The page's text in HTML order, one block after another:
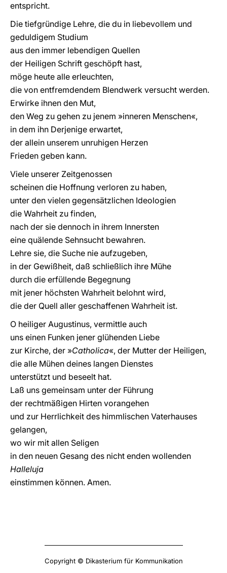
entspricht.
Die tiefgründige Lehre, die du in liebevollem und
geduldigem Studium
aus den immer lebendigen Quellen
der Heiligen Schrift geschöpft hast,
möge heute alle erleuchten,
die von entfremdendem Blendwerk versucht werden.
Erwirke ihnen den Mut,
den Weg zu gehen zu jenem »inneren Menschen«,
in dem ihn Derjenige erwartet,
der allein unserem unruhigen Herzen
Frieden geben kann.
Viele unserer Zeitgenossen
scheinen die Hoffnung verloren zu haben,
unter den vielen gegensätzlichen Ideologien
die Wahrheit zu finden,
nach der sie dennoch in ihrem Innersten
eine quälende Sehnsucht bewahren.
Lehre sie, die Suche nie aufzugeben,
in der Gewißheit, daß schließlich ihre Mühe
durch die erfüllende Begegnung
mit jener höchsten Wahrheit belohnt wird,
die der Quell aller geschaffenen Wahrheit ist.
O heiliger Augustinus, vermittle auch
uns einen Funken jener glühenden Liebe
zur Kirche, der »Catholica«, der Mutter der Heiligen,
die alle Mühen deines langen Dienstes
unterstützt und beseelt hat.
Laß uns gemeinsam unter der Führung
der rechtmäßigen Hirten vorangehen
und zur Herrlichkeit des himmlischen Vaterhauses
gelangen,
wo wir mit allen Seligen
in den neuen Gesang des nicht enden wollenden
Halleluja
einstimmen können. Amen.
Copyright © Dikasterium für Kommunikation